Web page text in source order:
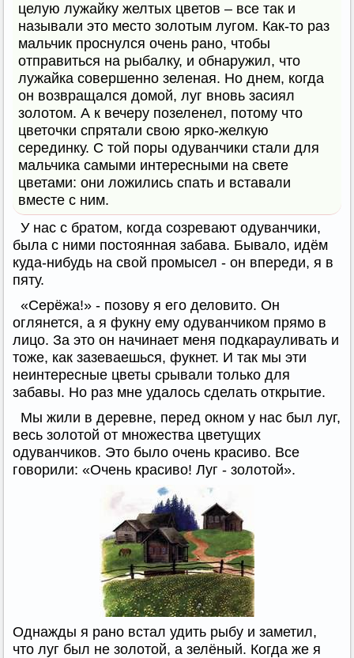
целую лужайку желтых цветов – все так и
называли это место золотым лугом. Как-то раз
мальчик проснулся очень рано, чтобы
отправиться на рыбалку, и обнаружил, что
лужайка совершенно зеленая. Но днем, когда
он возвращался домой, луг вновь засиял
золотом. А к вечеру позеленел, потому что
цветочки спрятали свою ярко-желкую
серединку. С той поры одуванчики стали для
мальчика самыми интересными на свете
цветами: они ложились спать и вставали
вместе с ним.
У нас с братом, когда созревают одуванчики,
была с ними постоянная забава. Бывало, идём
куда-нибудь на свой промысел - он впереди, я в
пяту.
«Серёжа!» - позову я его деловито. Он
оглянется, а я фукну ему одуванчиком прямо в
лицо. За это он начинает меня подкарауливать и
тоже, как зазеваешься, фукнет. И так мы эти
неинтересные цветы срывали только для
забавы. Но раз мне удалось сделать открытие.
Мы жили в деревне, перед окном у нас был луг,
весь золотой от множества цветущих
одуванчиков. Это было очень красиво. Все
говорили: «Очень красиво! Луг - золотой».
Однажды я рано встал удить рыбу и заметил,
что луг был не золотой, а зелёный. Когда же я